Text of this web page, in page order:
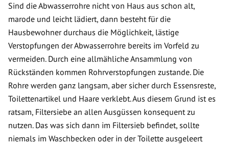
Sind die Abwasserrohre nicht von Haus aus schon alt,
marode und leicht lädiert, dann besteht für die
Hausbewohner durchaus die Möglichkeit, lästige
Verstopfungen der Abwasserrohre bereits im Vorfeld zu
vermeiden. Durch eine allmähliche Ansammlung von
Rückständen kommen Rohrverstopfungen zustande. Die
Rohre werden ganz langsam, aber sicher durch Essensreste,
Toilettenartikel und Haare verklebt. Aus diesem Grund ist es
ratsam, Filtersiebe an allen Ausgüssen konsequent zu
nutzen. Das was sich dann im Filtersieb befindet, sollte
niemals im Waschbecken oder in der Toilette ausgeleert